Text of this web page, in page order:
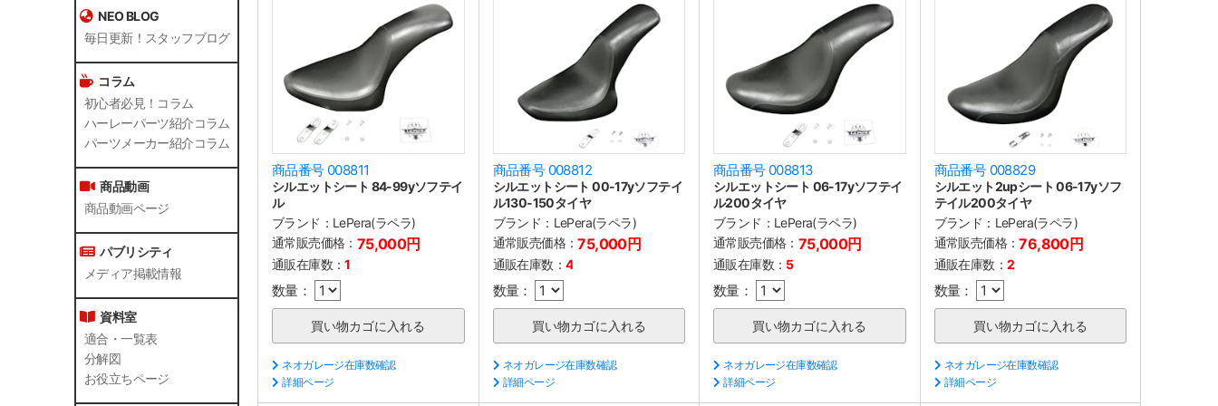
NEO BLOG
毎日更新！スタッフブログ
コラム
初心者必見！コラム
ハーレーパーツ紹介コラム
パーツメーカー紹介コラム
商品動画
商品動画ページ
パブリシティ
メディア掲載情報
資料室
適合・一覧表
分解図
お役立ちページ
商品番号 008811
シルエットシート 84-99yソフテイ
ル
ブランド： LePera(ラペラ)
通常販売価格： 75,000円
通販在庫数：1
数量：
ネオガレージ在庫数確認
詳細ページ
商品番号 008812
シルエットシート 00-17yソフテイ
ル130-150タイヤ
ブランド： LePera(ラペラ)
通常販売価格：75,000円
通販在庫数： 4
数量：
ネオガレージ在庫数確認
詳細ページ
商品番号 008813
シルエットシート 06-17yソフテイ
ル200タイヤ
ブランド： LePera(ラペラ)
通常販売価格： 75,000円
通販在庫数： 5
数量：
ネオガレージ在庫数確認
詳細ページ
商品番号 008829
シルエット2upシート 06-17yソフ
テイル200タイヤ
ブランド： LePera(ラペラ)
通常販売価格：76,800円
通販在庫数： 2
数量：
ネオガレージ在庫数確認
詳細ページ